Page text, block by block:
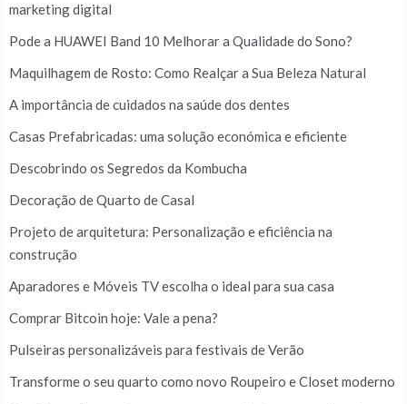
marketing digital
Pode a HUAWEI Band 10 Melhorar a Qualidade do Sono?
Maquilhagem de Rosto: Como Realçar a Sua Beleza Natural
A importância de cuidados na saúde dos dentes
Casas Prefabricadas: uma solução económica e eficiente
Descobrindo os Segredos da Kombucha
Decoração de Quarto de Casal
Projeto de arquitetura: Personalização e eficiência na
construção
Aparadores e Móveis TV escolha o ideal para sua casa
Comprar Bitcoin hoje: Vale a pena?
Pulseiras personalizáveis para festivais de Verão
Transforme o seu quarto como novo Roupeiro e Closet moderno